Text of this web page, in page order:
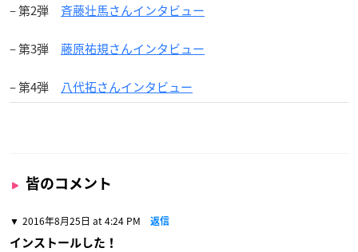
– 第2弾 斉藤壮馬さんインタビュー
– 第3弾 藤原祐規さんインタビュー
– 第4弾 八代拓さんインタビュー
皆のコメント
2016年8月25日 at 4:24 PM 返信
インストールした！